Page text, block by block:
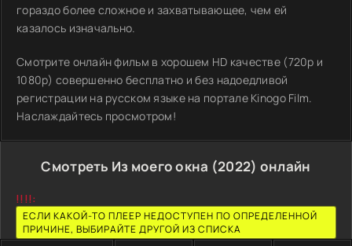
гораздо более сложное и захватывающее, чем ей
казалось изначально.
Смотрите онлайн фильм в хорошем HD качестве (720p и
1080p) совершенно бесплатно и без надоедливой
регистрации на русском языке на портале Kinogo Film.
Наслаждайтесь просмотром!
Смотреть Из моего окна (2022) онлайн
!!!!:
ЕСЛИ КАКОЙ-ТО ПЛЕЕР НЕДОСТУПЕН ПО ОПРЕДЕЛЕННОЙ
ПРИЧИНЕ, ВЫБИРАЙТЕ ДРУГОЙ ИЗ СПИСКА